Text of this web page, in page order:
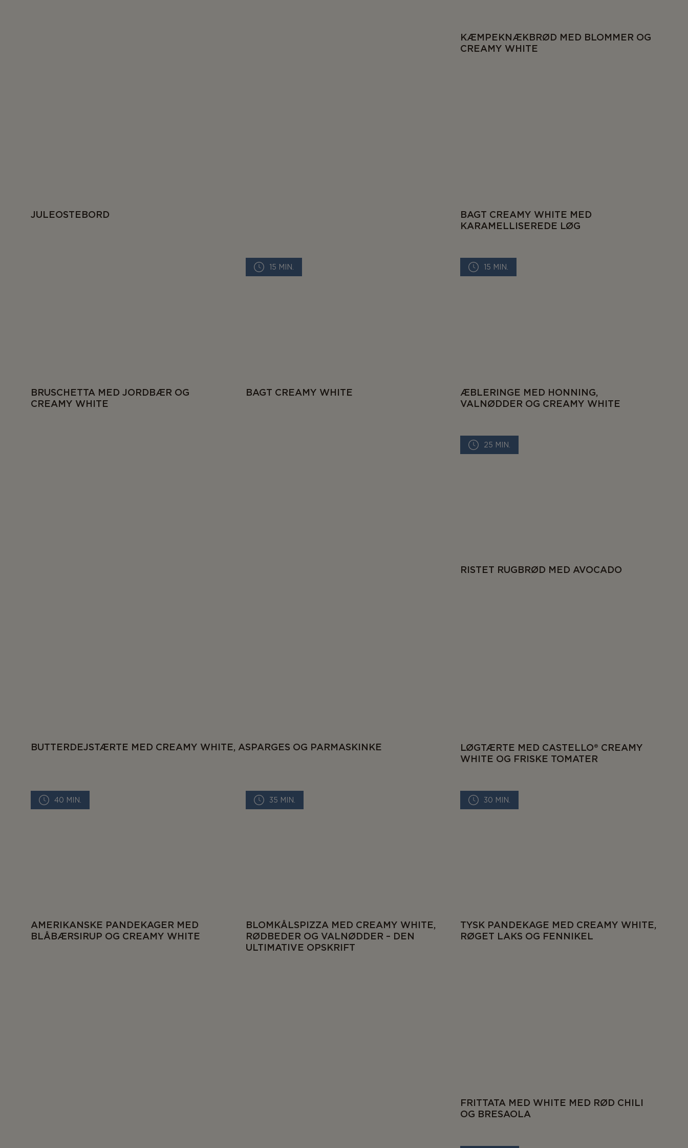
JULEOSTEBORD
KÆMPEKNÆKBRØD MED BLOMMER OG
CREAMY WHITE
BAGT CREAMY WHITE MED
KARAMELLISEREDE LØG
BRUSCHETTA MED JORDBÆR OG
CREAMY WHITE
15 MIN.
BAGT CREAMY WHITE
15 MIN.
ÆBLERINGE MED HONNING,
VALNØDDER OG CREAMY WHITE
BUTTERDEJSTÆRTE MED CREAMY WHITE, ASPARGES OG PARMASKINKE
25 MIN.
RISTET RUGBRØD MED AVOCADO
LØGTÆRTE MED CASTELLO® CREAMY
WHITE OG FRISKE TOMATER
40 MIN.
AMERIKANSKE PANDEKAGER MED
BLÅBÆRSIRUP OG CREAMY WHITE
35 MIN.
BLOMKÅLSPIZZA MED CREAMY WHITE,
RØDBEDER OG VALNØDDER – DEN
ULTIMATIVE OPSKRIFT
30 MIN.
TYSK PANDEKAGE MED CREAMY WHITE,
RØGET LAKS OG FENNIKEL
FRITTATA MED WHITE MED RØD CHILI
OG BRESAOLA